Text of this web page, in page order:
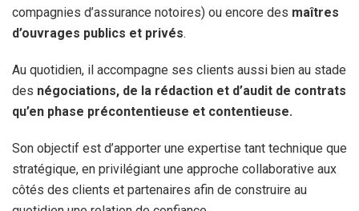
compagnies d’assurance notoires) ou encore des maîtres
d’ouvrages publics et privés.
Au quotidien, il accompagne ses clients aussi bien au stade
des négociations, de la rédaction et d’audit de contrats
qu’en phase précontentieuse et contentieuse.
Son objectif est d’apporter une expertise tant technique que
stratégique, en privilégiant une approche collaborative aux
côtés des clients et partenaires afin de construire au